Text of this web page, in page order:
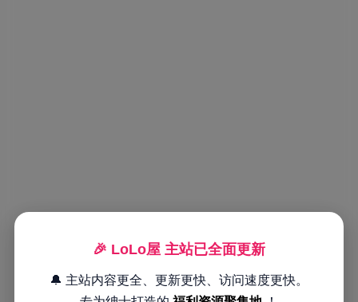
🎉 LoLo屋 主站已全面更新
🔔 主站内容更全、更新更快、访问速度更快。